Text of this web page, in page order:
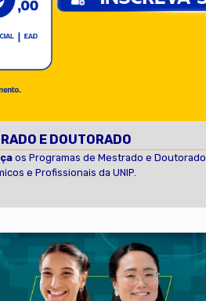
E DOUTORADO
os Programas de Mestrado e Doutorado
e Profissionais da UNIP.